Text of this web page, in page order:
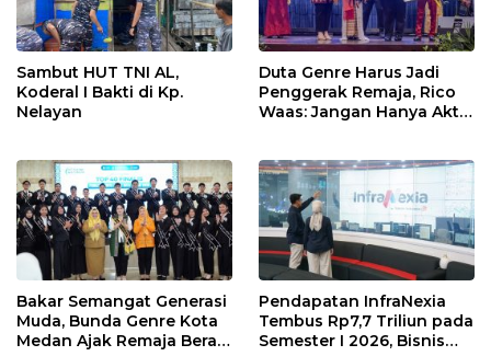
Sambut HUT TNI AL,
Koderal I Bakti di Kp.
Nelayan
Duta Genre Harus Jadi
Penggerak Remaja, Rico
Waas: Jangan Hanya Aktif
Bakar Semangat Generasi
Muda, Bunda Genre Kota
Medan Ajak Remaja Berani
Pendapatan InfraNexia
Tembus Rp7,7 Triliun pada
Semester I 2026, Bisnis